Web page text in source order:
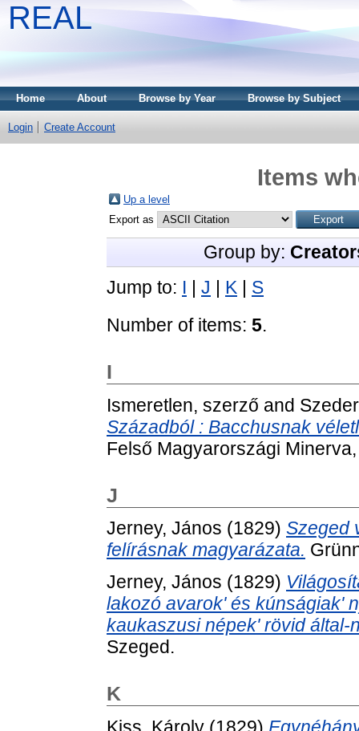
REAL
Home About Browse by Year Browse by Subject
Login Create Account
Items
Up a level
Export as
Group by:
Jump to: I | J | K | S
Number of items: 5.
I
Ismeretlen, szerző and
Századból : Bacchusnak
Felső Magyarországi
J
Jerney, János (1829) Szeged
felírásnak magyarázata.
Jerney, János (1829)
lakozó avarok' és kúnságiak'
kaukaszusi népek' rövid által-
Szeged.
K